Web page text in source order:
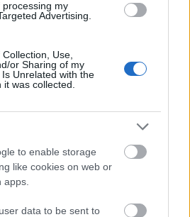
my
Advertising.
Use,
or Sharing of my
Unrelated with the
was collected.
to enable storage
like cookies on web or
data to be sent to
minden köve mesél –
Műromok, valamint a közeli
Szent János híd és szobor is.
Kelet csomópont építése
és jelzőlámpás